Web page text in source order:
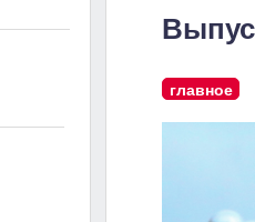
главное